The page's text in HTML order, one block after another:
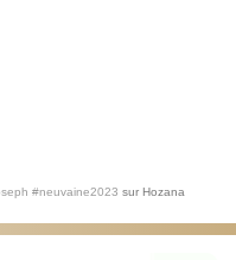
#neuvaine2023 sur Hozana